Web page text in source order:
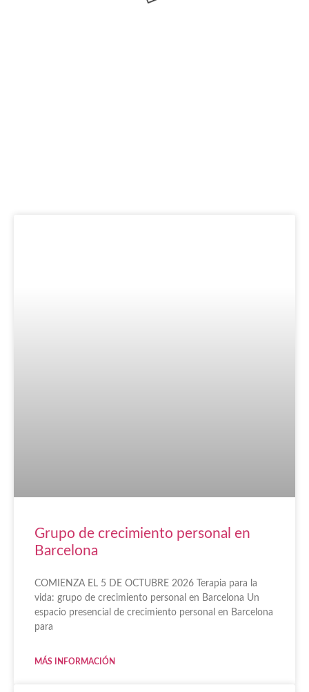
Grupo de crecimiento personal en
Barcelona
COMIENZA EL 5 DE OCTUBRE 2026 Terapia para la
vida: grupo de crecimiento personal en Barcelona Un
espacio presencial de crecimiento personal en Barcelona
para
MÁS INFORMACIÓN